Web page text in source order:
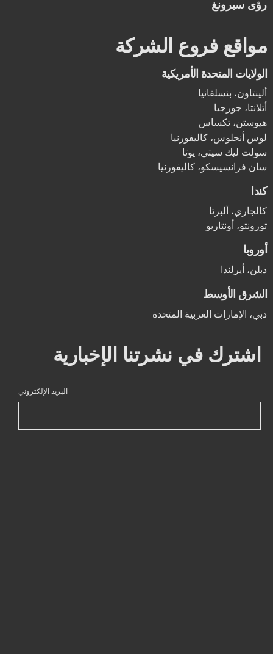
رؤى سبرونغ
مواقع فروع الشركة
الولايات المتحدة الأمريكية
ألينتاون، بنسلفانيا
أتلانتا، جورجيا
هيوستن، تكساس
لوس أنجلوس، كاليفورنيا
سولت ليك سيتي، يوتا
سان فرانسيسكو، كاليفورنيا
كندا
كالجاري، ألبرتا
تورونتو، أونتاريو
أوروبا
دبلن، أيرلندا
الشرق الأوسط
دبي، الإمارات العربية المتحدة
اشترك في نشرتنا الإخبارية
البريد الإلكتروني